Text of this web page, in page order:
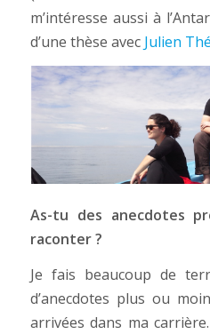
m’intéresse aussi à
d’une thèse avec Julien
As-tu des anecdotes
raconter ?
Je fais beaucoup de
d’anecdotes plus ou
arrivées dans ma